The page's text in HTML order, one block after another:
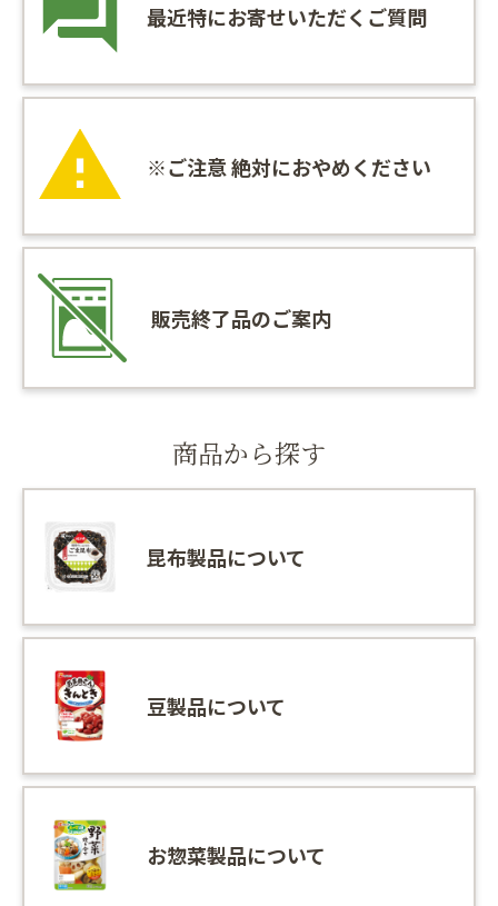
最近特にお寄せいただくご質問
※ご注意 絶対におやめください
販売終了品のご案内
商品から探す
昆布製品について
豆製品について
お惣菜製品について